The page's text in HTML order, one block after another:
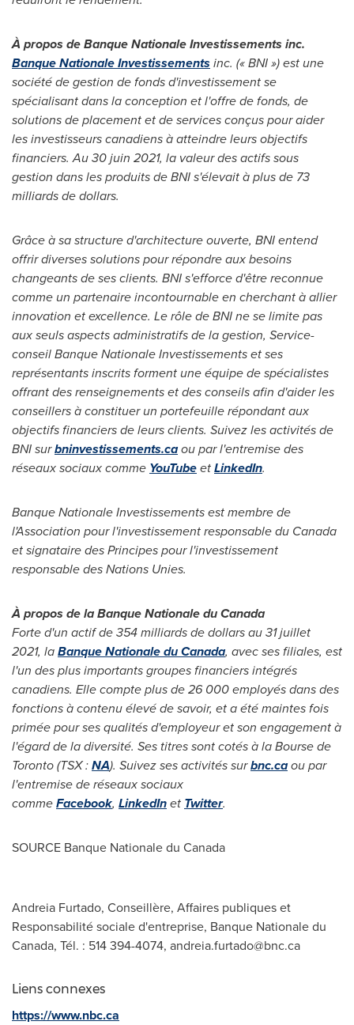
À propos de Banque Nationale Investissements inc.
Banque Nationale Investissementsinc. (« BNI ») est une
société de gestion de fonds d'investissement se
spécialisant dans la conception et l'offre de fonds, de
solutions de placement et de services conçus pour aider
les investisseurs canadiens à atteindre leurs objectifs
financiers. Au 30 juin 2021, la valeur des actifs sous
gestion dans les produits de BNI s'élevait à plus de 73
milliards de dollars.
Grâce à sa structure d'architecture ouverte, BNI entend
offrir diverses solutions pour répondre aux besoins
changeants de ses clients. BNI s'efforce d'être reconnue
comme un partenaire incontournable en cherchant à allier
innovation et excellence. Le rôle de BNI ne se limite pas
aux seuls aspects administratifs de la gestion, Service-
conseil Banque Nationale Investissements et ses
représentants inscrits forment une équipe de spécialistes
offrant des renseignements et des conseils afin d'aider les
conseillers à constituer un portefeuille répondant aux
objectifs financiers de leurs clients. Suivez les activités de
BNI surbninvestissements.caou par l'entremise des
réseaux sociaux comme YouTubeetLinkedIn.
Banque Nationale Investissements est membre de
l'Association pour l'investissement responsable du Canada
et signataire des Principes pour l'investissement
responsable des Nations Unies.
À propos de la Banque Nationale duCanada
Forte d'un actif de 354 milliards de dollars au 31 juillet
2021, laBanque Nationale duCanada, avec ses filiales, est
l'un des plus importants groupes financiers intégrés
canadiens. Elle compte plus de 26 000 employés dans des
fonctions à contenu élevé de savoir, et a été maintes fois
primée pour ses qualités d'employeur et son engagement à
l'égard de la diversité. Ses titres sont cotés à la Bourse de
Toronto(TSX :NA). Suivez ses activités surbnc.caou par
l'entremise de réseaux sociaux
commeFacebook, LinkedInet Twitter.
SOURCE Banque Nationale du Canada
Andreia Furtado, Conseillère, Affaires publiques et
Responsabilité sociale d'entreprise, Banque Nationale du
Canada, Tél. : 514 394-4074, andreia.furtado@bnc.ca
Liens connexes
https://www.nbc.ca